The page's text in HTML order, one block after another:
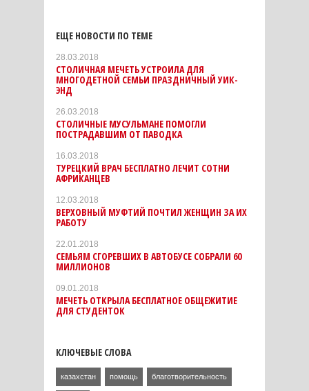
ЕЩЕ НОВОСТИ ПО ТЕМЕ
28.03.2018
СТОЛИЧНАЯ МЕЧЕТЬ УСТРОИЛА ДЛЯ
МНОГОДЕТНОЙ СЕМЬИ ПРАЗДНИЧНЫЙ УИК-
ЭНД
26.03.2018
СТОЛИЧНЫЕ МУСУЛЬМАНЕ ПОМОГЛИ
ПОСТРАДАВШИМ ОТ ПАВОДКА
16.03.2018
ТУРЕЦКИЙ ВРАЧ БЕСПЛАТНО ЛЕЧИТ СОТНИ
АФРИКАНЦЕВ
12.03.2018
ВЕРХОВНЫЙ МУФТИЙ ПОЧТИЛ ЖЕНЩИН ЗА ИХ
РАБОТУ
22.01.2018
СЕМЬЯМ СГОРЕВШИХ В АВТОБУСЕ СОБРАЛИ 60
МИЛЛИОНОВ
09.01.2018
МЕЧЕТЬ ОТКРЫЛА БЕСПЛАТНОЕ ОБЩЕЖИТИЕ
ДЛЯ СТУДЕНТОК
КЛЮЧЕВЫЕ СЛОВА
казахстан помощь благотворительность